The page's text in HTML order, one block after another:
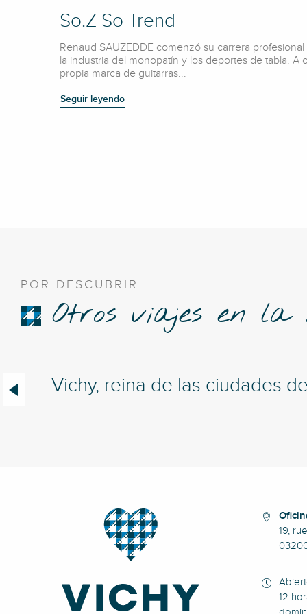
So.Z So Trend
Renaud SAUZEDDE comenzó su carrera
la industria del monopatín y los deportes de tabla. A
propia marca de guitarras...
Seguir leyendo
POR DESCUBRIR
Otros viajes en la
Vichy, reina de las ciudades
19,
12